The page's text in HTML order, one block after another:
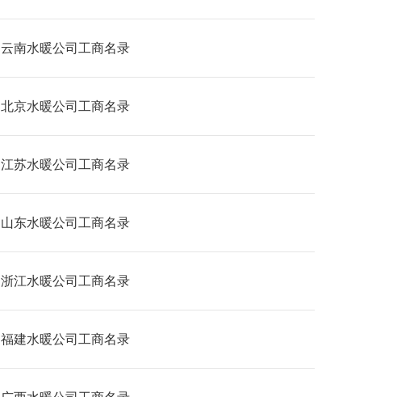
云南水暖公司工商名录
北京水暖公司工商名录
江苏水暖公司工商名录
山东水暖公司工商名录
浙江水暖公司工商名录
福建水暖公司工商名录